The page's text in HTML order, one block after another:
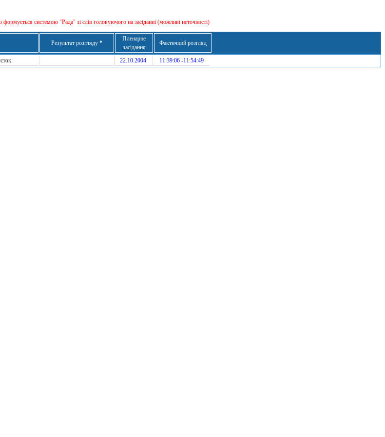
сиcтемою "Рада" зі слів головуючого на засіданні (можливі неточності)
Результат розгляду *
Пленарне
засідання
Фактичний розгляд
22.10.2004 11:39:06 -11:54:49